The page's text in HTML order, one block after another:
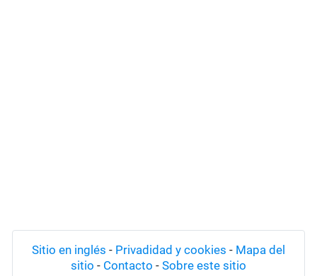
Sitio en inglés - Privadidad y cookies - Mapa del
sitio - Contacto - Sobre este sitio